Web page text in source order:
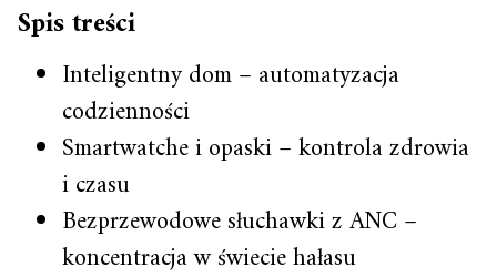
Spis treści
Inteligentny dom – automatyzacja
codzienności
Smartwatche i opaski – kontrola zdrowia
i czasu
Bezprzewodowe słuchawki z ANC –
koncentracja w świecie hałasu